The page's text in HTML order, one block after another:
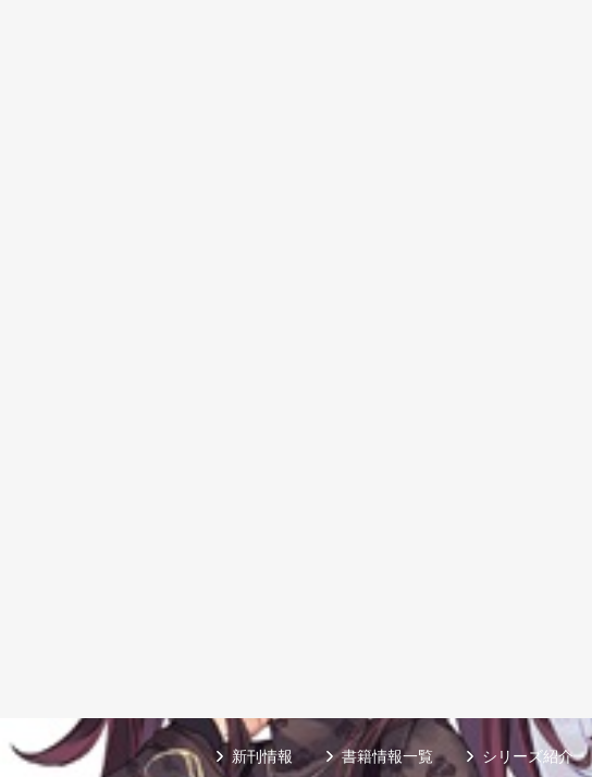
新刊情報 書籍情報一覧 シリーズ紹介